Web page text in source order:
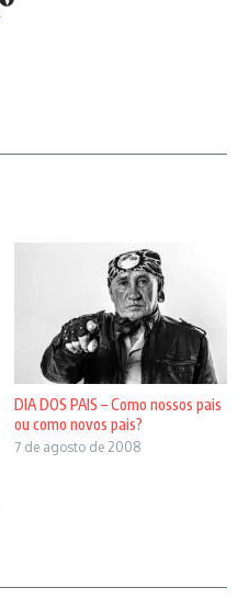
DIA DOS PAIS – Como nossos pais
ou como novos pais?
7 de agosto de 2008